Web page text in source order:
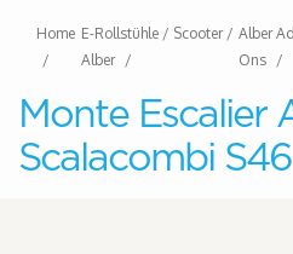
Home E-Rollstühle / Scooter /
Alber
Alber
Ons
Monte Escalier
Scalacombi S46